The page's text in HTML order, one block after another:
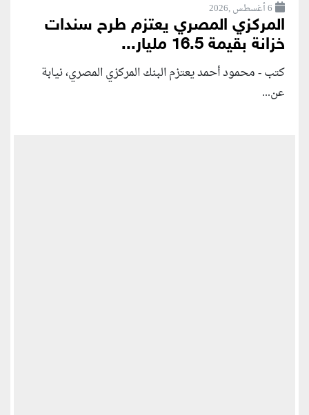
6 أغسطس ,2026
المركزي المصري يعتزم طرح سندات
خزانة بقيمة 16.5 مليار...
كتب - محمود أحمد يعتزم البنك المركزي المصري، نيابة
عن...